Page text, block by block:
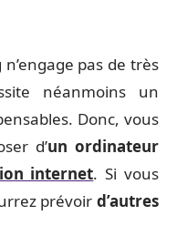
pas de très
néanmoins un
Donc, vous
d’un ordinateur
internet. Si vous
prévoir d’autres